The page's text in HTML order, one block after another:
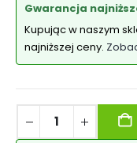
Gwarancja
Kupując w naszym
najniższej ceny.